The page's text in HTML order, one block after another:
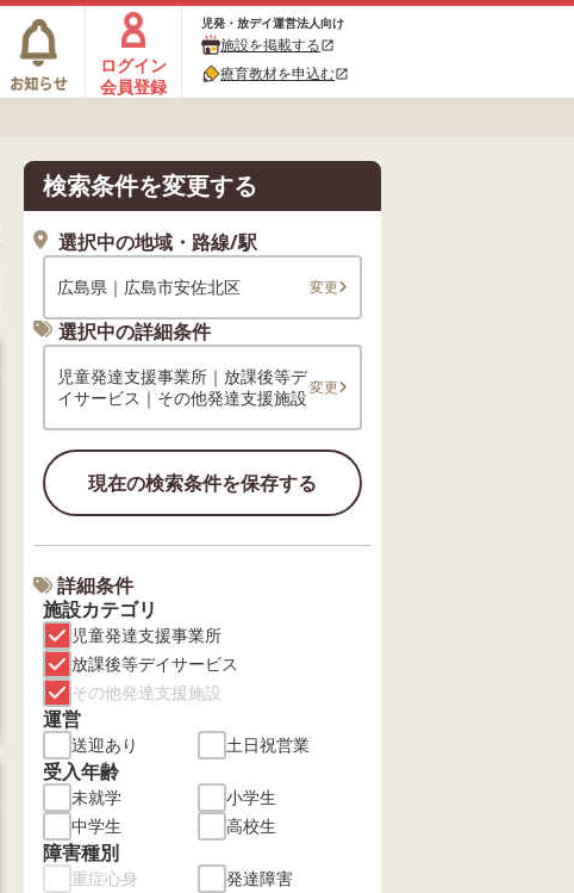
ログイン
会員登録
児発・放デイ運営法人向け
施設を掲載するopen_in_new
療育教材を申込むopen_in_new
検索条件を変更する
選択中の地域・路線/駅
広島県｜広島市安佐北区 変更
選択中の詳細条件
児童発達支援事業所｜放課後等デ
イサービス｜その他発達支援施設変更
現在の検索条件を保存する
詳細条件
施設カテゴリ
児童発達支援事業所
放課後等デイサービス
その他発達支援施設
運営
送迎あり 土日祝営業
受入年齢
未就学
小学生
中学生
高校生
障害種別
重症心身
発達障害